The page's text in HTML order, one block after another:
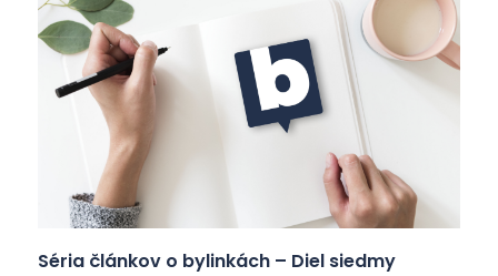
Séria článkov o bylinkách – Diel siedmy